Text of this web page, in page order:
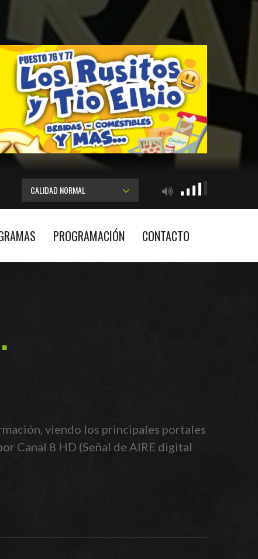
CALIDAD NORMAL
PROGRAMACIÓN CONTACTO
viendo los principales portales
Canal 8 HD (Señal de AIRE digital